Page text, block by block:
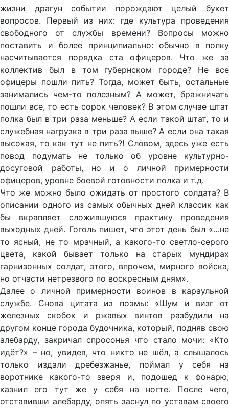
жизни драгун событии порождают целый букет
вопросов. Первый из них: где культура проведения
свободного от службы времени? Вопросы можно
поставить и более принципиально: обычно в полку
насчитывается порядка ста офицеров. Что же за
коллектив был в том губернском городе? Не все
офицеры пошли пить? Тогда, может быть, остальные
занимались чем-то полезным? А может, бражничать
пошли все, то есть сорок человек? В этом случае штат
полка был в три раза меньше? А если такой штат, то и
служебная нагрузка в три раза выше? А если она такая
высокая, то как тут не пить?! Словом, здесь уже есть
повод подумать не только об уровне культурно-
досуговой работы, но и о личной примерности
офицеров, уровне боевой готовности полка и т.д.
Что же можно было ожидать от простого солдата? В
описании одного из самых обычных дней классик как
бы вкрапляет сложившуюся практику проведения
выходных дней. Гоголь пишет, что этот день был «…не
то ясный, не то мрачный, а какого-то светло-серого
цвета, какой бывает только на старых мундирах
гарнизонных солдат, этого, впрочем, мирного войска,
но отчасти нетрезвого по воскресным дням».
Далее о личной примерности воинов в караульной
службе. Снова цитата из поэмы: «Шум и визг от
железных скобок и ржавых винтов разбудили на
другом конце города будочника, который, подняв свою
алебарду, закричал спросонья что стало мочи: «Кто
идёт?» – но, увидев, что никто не шёл, а слышалось
только издали дребезжанье, поймал у себя на
воротнике какого-то зверя и, подошед к фонарю,
казнил его тут же у себя на ногте. После чего,
отставивши алебарду, опять заснул по уставам своего